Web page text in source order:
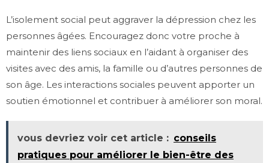
L’isolement social peut aggraver la dépression chez les
personnes âgées. Encouragez donc votre proche à
maintenir des liens sociaux en l’aidant à organiser des
visites avec des amis, la famille ou d’autres personnes de
son âge. Les interactions sociales peuvent apporter un
soutien émotionnel et contribuer à améliorer son moral.
vous devriez voir cet article : conseils
pratiques pour améliorer le bien-être des